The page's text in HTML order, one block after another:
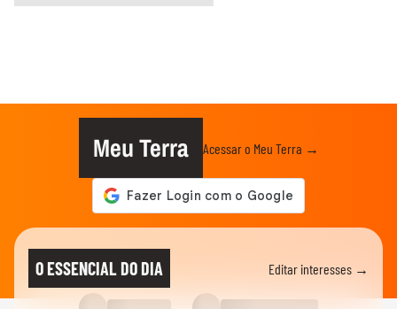
Meu Terra Acessar o Meu Terra →
O ESSENCIAL DO DIA Editar interesses →